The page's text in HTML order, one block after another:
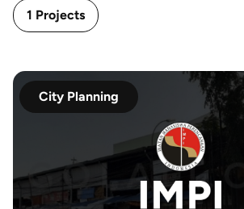
1 Projects
City Planning